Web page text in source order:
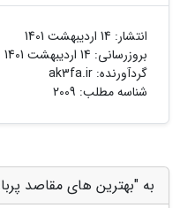
انتشار: 14 اردیبهشت 1401
بروزرسانی: 14 اردیبهشت 1401
گردآورنده: ak3fa.ir
شناسه مطلب: 2009
به "بهترین های مقاصد